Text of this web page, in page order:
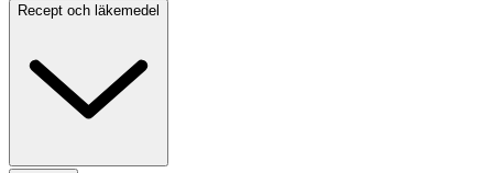
Recept och läkemedel